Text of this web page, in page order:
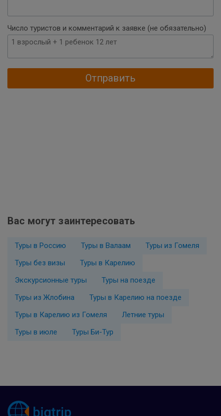
Число туристов и комментарий к заявке (не обязательно)
Отправить
Вас могут заинтересовать
Туры в Россию Туры в Валаам
Туры из Гомеля
Туры без визы
Туры в Карелию
Экскурсионные туры
Туры на поезде
Туры из Жлобина
Туры в Карелию на поезде
Туры в Карелию из Гомеля
Летние туры
Туры в июле
Туры Би-Тур